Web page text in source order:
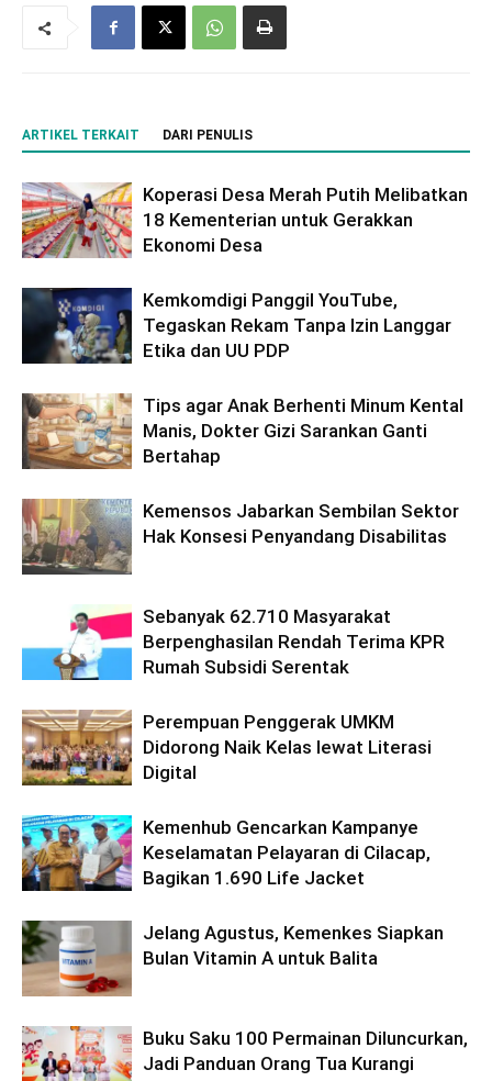
ARTIKEL TERKAIT DARI PENULIS
Koperasi Desa Merah Putih Melibatkan
18 Kementerian untuk Gerakkan
Ekonomi Desa
Kemkomdigi Panggil YouTube,
Tegaskan Rekam Tanpa Izin Langgar
Etika dan UU PDP
Tips agar Anak Berhenti Minum Kental
Manis, Dokter Gizi Sarankan Ganti
Bertahap
Kemensos Jabarkan Sembilan Sektor
Hak Konsesi Penyandang Disabilitas
Sebanyak 62.710 Masyarakat
Berpenghasilan Rendah Terima KPR
Rumah Subsidi Serentak
Perempuan Penggerak UMKM
Didorong Naik Kelas lewat Literasi
Digital
Kemenhub Gencarkan Kampanye
Keselamatan Pelayaran di Cilacap,
Bagikan 1.690 Life Jacket
Jelang Agustus, Kemenkes Siapkan
Bulan Vitamin A untuk Balita
Buku Saku 100 Permainan Diluncurkan,
Jadi Panduan Orang Tua Kurangi